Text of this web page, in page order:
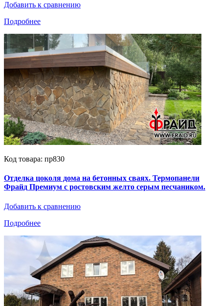
Добавить к сравнению
Подробнее
Код товара: пр830
Отделка цоколя дома на бетонных сваях. Термопанели
Фрайд Премиум с ростовским желто серым песчаником.
Добавить к сравнению
Подробнее